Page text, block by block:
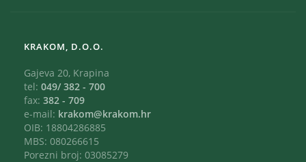
KRAKOM, D.O.O.
Gajeva 20, Krapina
tel: 049/ 382 - 700
fax: 382 - 709
e-mail: krakom@krakom.hr
OIB: 18804286885
MBS: 080266615
Porezni broj: 03085279